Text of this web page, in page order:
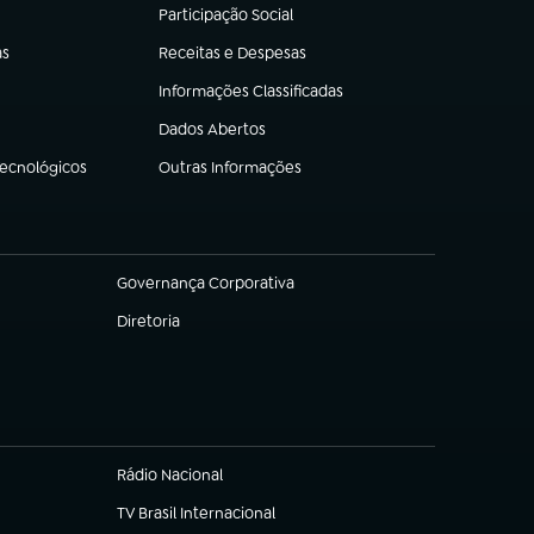
Participação Social
(abre em nova aba)
Receitas e Despesas
(abre em nova aba)
Informações Classificadas
(abre em nova aba)
Dados Abertos
(abre em nova aba)
Outras Informações
(abre em nova aba)
Governança Corporativa
(abre em nova aba)
Diretoria
(abre em nova aba)
Rádio Nacional
TV Brasil Internacional
(abre em nova aba)